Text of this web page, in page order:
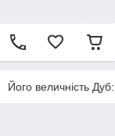
Його величність